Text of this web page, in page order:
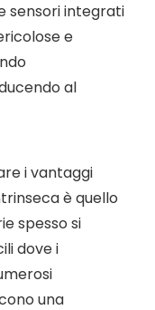
sensori integrati
e
al
i vantaggi
è quello
spesso si
dove i
una